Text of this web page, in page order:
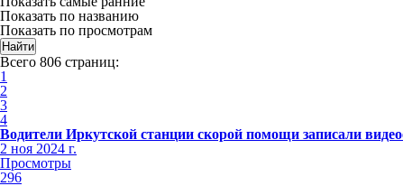
Показать по названию
Показать по просмотрам
Всего 806 страниц:
1
2
3
4
Водители Иркутской станции скорой помощи записали
2 ноя 2024 г.
Просмотры
296